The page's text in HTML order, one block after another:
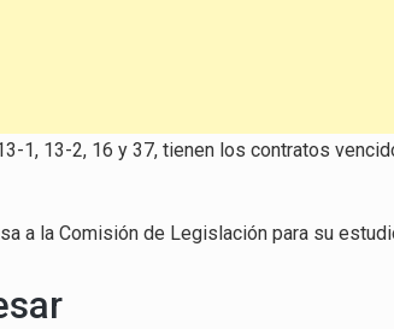
1, 13-2, 16 y 37, tienen los contratos
a la Comisión de Legislación para su